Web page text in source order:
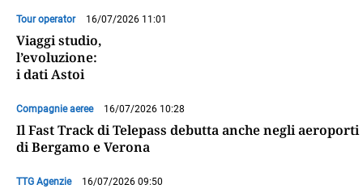
Tour operator 16/07/2026 11:01
Viaggi studio,
l’evoluzione:
i dati Astoi
Compagnie aeree 16/07/2026 10:28
Il Fast Track di Telepass debutta anche negli aeroporti
di Bergamo e Verona
TTG Agenzie 16/07/2026 09:50